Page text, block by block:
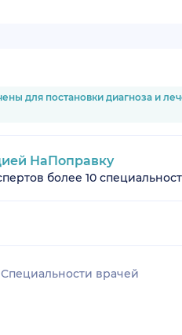
для постановки диагноза и
НаПоправку
более 10
Специальности врачей